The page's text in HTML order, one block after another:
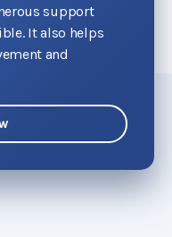
support
It also helps
and